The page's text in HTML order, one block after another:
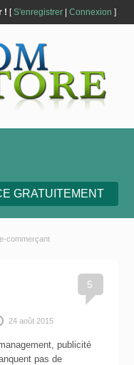
! [S'enregistrer| Connexion ]
GRATUITEMENT
e-commerçant
5
24 août 2015
publicité
pas de